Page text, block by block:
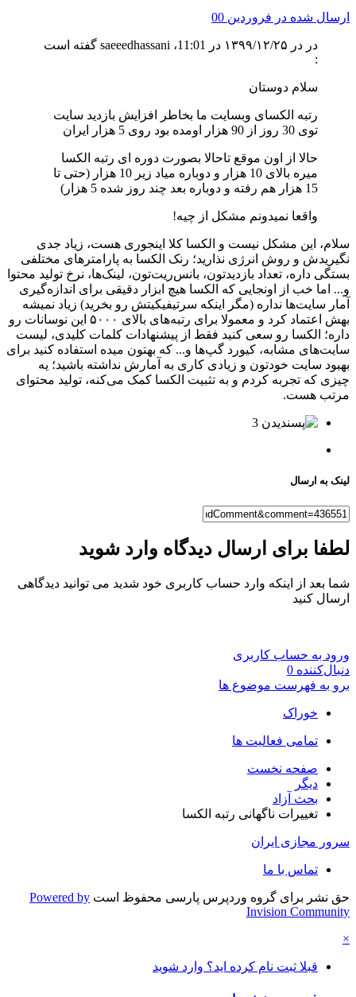
ارسال شده در فروردین 00
در در ۱۳۹۹/۱۲/۲۵ در 11:01، saeeedhassani گفته است
:
سلام دوستان
رتبه الکسای وبسایت ما بخاطر افزایش بازدید سایت
توی 30 روز از 90 هزار اومده بود روی 5 هزار ایران
حالا از اون موقع تاحالا بصورت دوره ای رتبه الکسا
میره بالای 10 هزار و دوباره میاد زیر 10 هزار (حتی تا
15 هزار هم رفته و دوباره بعد چند روز شده 5 هزار)
واقعا نمیدونم مشکل از چیه!
سلام، این مشکل نیست و الکسا کلا اینجوری هست، زیاد جدی
نگیریدش و روش انرژی نذارید؛ رنک الکسا به پارامترهای مختلفی
بستگی داره، تعداد بازدیدتون، بانس‌ریت‌تون، لینک‌ها، نرخ تولید محتوا
و... اما خب از اونجایی که الکسا هیچ ابزار دقیقی برای اندازه‌گیری
آمار سایت‌ها نداره (مگر اینکه سرتیفیکیتش رو بخرید) زیاد نمیشه
بهش اعتماد کرد و معمولا برای رتبه‌های بالای ۵۰۰۰ این نوسانات رو
داره؛ الکسا رو سعی کنید فقط از پیشنهادات کلمات کلیدی، لیست
سایت‌های مشابه، کیورد گپ‌ها و... که بهتون میده استفاده کنید برای
بهبود سایت خودتون و زیادی کاری به آمارش نداشته باشید؛ یه
چیزی که تجربه کردم و به تثبیت الکسا کمک می‌کنه، تولید محتوای
مرتب هست.
3
لینک به ارسال
لطفا برای ارسال دیدگاه وارد شوید
شما بعد از اینکه وارد حساب کاربری خود شدید می توانید دیدگاهی
ارسال کنید
ورود به حساب کاربری
دنبال‌کننده 0
برو به فهرست موضوع ها
خوراک
تمامی فعالیت ها
صفحه نخست
دیگر
بحث آزاد
تغییرات ناگهانی رتبه الکسا
سرور مجازی ایران
تماس با ما
حق نشر برای گروه وردپرس پارسی محفوظ است Powered by
Invision Community
×
قبلا ثبت نام کرده اید؟ وارد شوید